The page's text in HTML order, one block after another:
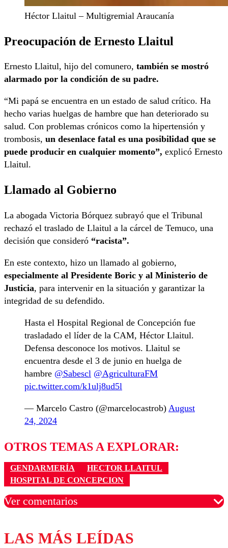
Héctor Llaitul – Multigremial Araucanía
Preocupación de Ernesto Llaitul
Ernesto Llaitul, hijo del comunero, también se mostró
alarmado por la condición de su padre.
“Mi papá se encuentra en un estado de salud crítico. Ha
hecho varias huelgas de hambre que han deteriorado su
salud. Con problemas crónicos como la hipertensión y
trombosis, un desenlace fatal es una posibilidad que se
puede producir en cualquier momento”, explicó Ernesto
Llaitul.
Llamado al Gobierno
La abogada Victoria Bórquez subrayó que el Tribunal
rechazó el traslado de Llaitul a la cárcel de Temuco, una
decisión que consideró “racista”.
En este contexto, hizo un llamado al gobierno,
especialmente al Presidente Boric y al Ministerio de
Justicia, para intervenir en la situación y garantizar la
integridad de su defendido.
Hasta el Hospital Regional de Concepción fue
trasladado el líder de la CAM, Héctor Llaitul.
Defensa desconoce los motivos. Llaitul se
encuentra desde el 3 de junio en huelga de
hambre @Sabescl @AgriculturaFM
pic.twitter.com/k1ulj8ud5l
— Marcelo Castro (@marcelocastrob) August
24, 2024
OTROS TEMAS A EXPLORAR:
GENDARMERÍA
HECTOR LLAITUL
HOSPITAL DE CONCEPCION
Ver comentarios
Los comentarios son moderados para garantizar un
diálogo respetuoso.
LAS MÁS LEÍDAS